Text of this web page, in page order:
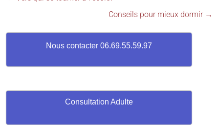
Conseils pour mieux dormir →
Nous contacter 06.69.55.59.97
Consultation Adulte